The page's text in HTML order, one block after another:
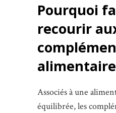
Pourquoi
recourir
Associés à une
équilibrée, les